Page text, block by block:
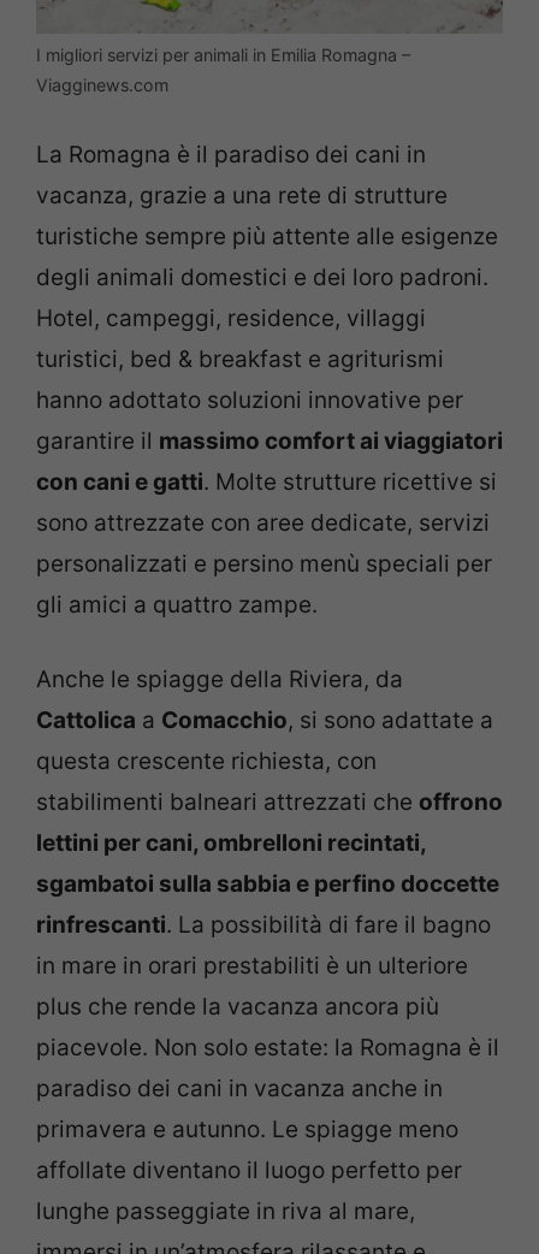
I migliori servizi per animali in Emilia Romagna –
Viagginews.com
La Romagna è il paradiso dei cani in
vacanza, grazie a una rete di strutture
turistiche sempre più attente alle esigenze
degli animali domestici e dei loro padroni.
Hotel, campeggi, residence, villaggi
turistici, bed & breakfast e agriturismi
hanno adottato soluzioni innovative per
garantire il massimo comfort ai viaggiatori
con cani e gatti. Molte strutture ricettive si
sono attrezzate con aree dedicate, servizi
personalizzati e persino menù speciali per
gli amici a quattro zampe.
Anche le spiagge della Riviera, da
Cattolica a Comacchio, si sono adattate a
questa crescente richiesta, con
stabilimenti balneari attrezzati che offrono
lettini per cani, ombrelloni recintati,
sgambatoi sulla sabbia e perfino doccette
rinfrescanti. La possibilità di fare il bagno
in mare in orari prestabiliti è un ulteriore
plus che rende la vacanza ancora più
piacevole. Non solo estate: la Romagna è il
paradiso dei cani in vacanza anche in
primavera e autunno. Le spiagge meno
affollate diventano il luogo perfetto per
lunghe passeggiate in riva al mare,